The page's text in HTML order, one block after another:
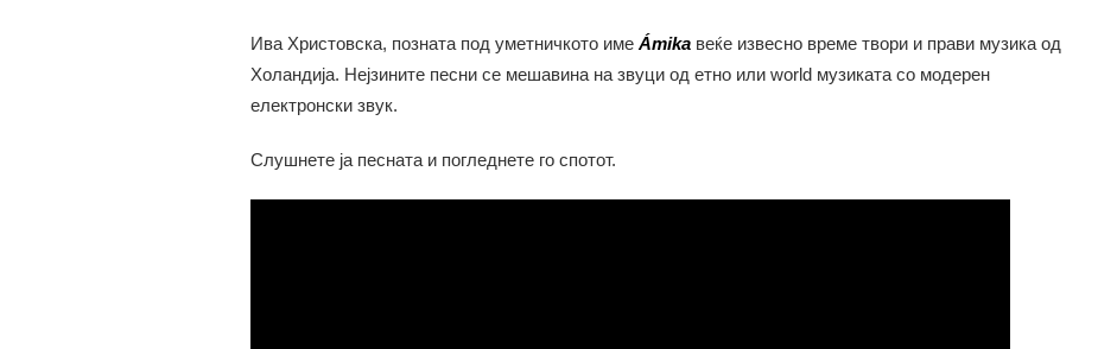
Ива Христовска, позната под уметничкото име Ámikaвеќе извесно време твори и прави музика од
Холандија. Нејзините песни се мешавина на звуци од етно или world музиката со модерен
електронски звук.
Слушнете ја песната и погледнете го спотот.